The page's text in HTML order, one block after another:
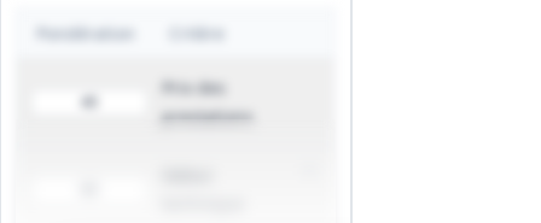
Garantie de conditions de fourniture
énergétique des installations.
Compteurs et système d'information
Pondération Critère
Prix des
prestations